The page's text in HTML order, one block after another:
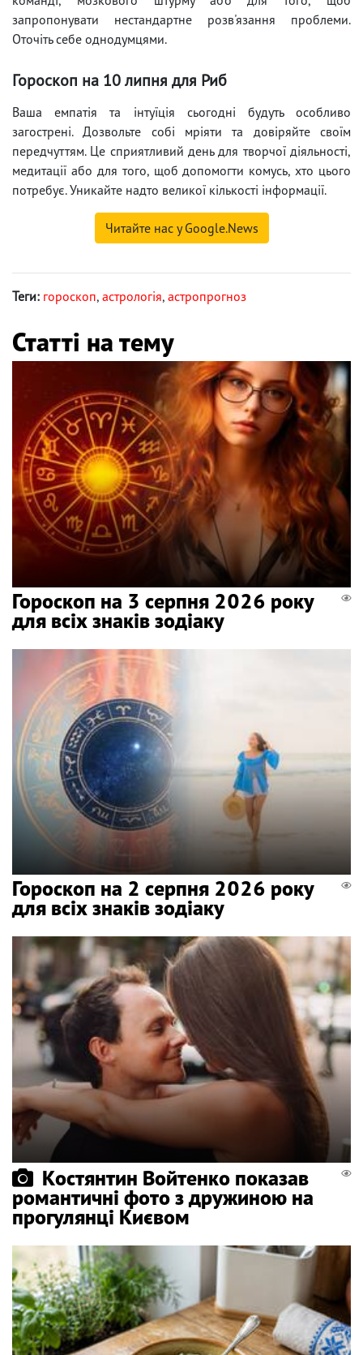
запропонувати нестандартне розв'язання проблеми.
Оточіть себе однодумцями.
Гороскоп на 10 липня для Риб
Ваша емпатія та інтуїція сьогодні будуть особливо
загострені. Дозвольте собі мріяти та довіряйте своїм
передчуттям. Це сприятливий день для творчої діяльності,
медитації або для того, щоб допомогти комусь, хто цього
потребує. Уникайте надто великої кількості інформації.
Читайте нас у Google.News
Теги: гороскоп, астрологія, астропрогноз
Статті на тему
Гороскоп на 3 серпня 2026 року
для всіх знаків зодіаку
Гороскоп на 2 серпня 2026 року
для всіх знаків зодіаку
Костянтин Войтенко показав
романтичні фото з дружиною на
прогулянці Києвом